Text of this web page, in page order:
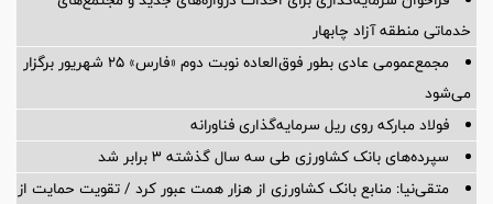
خدماتی منطقه آزاد چابهار
مجمع‌عمومی عادی بطور فوق‌العاده نوبت دوم «فارس» ۲۵ شهریور برگزار
می‌شود
فولاد مبارکه روی ریل سرمایه‌گذاری فناورانه
سپرده‌های بانک کشاورزی طی سه سال گذشته ۳ برابر شد
متقی‌نیا: منابع بانک کشاورزی از هزار همت عبور کرد / تقویت حمایت از